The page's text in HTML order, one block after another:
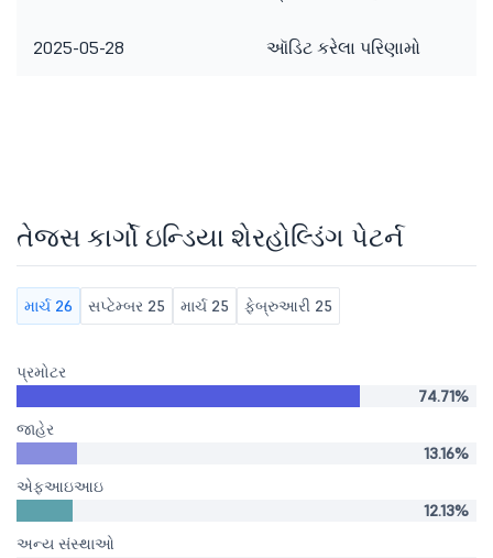
2025-05-28 ઑડિટ કરેલા પરિણામો
તેજસ કાર્ગો ઇન્ડિયા શેરહોલ્ડિંગ પેટર્ન
માર્ચ 26 સપ્ટેમ્બર 25 માર્ચ 25 ફેબ્રુઆરી 25
પ્રમોટર
74.71%
જાહેર
13.16%
એફઆઇઆઇ
12.13%
અન્ય સંસ્થાઓ